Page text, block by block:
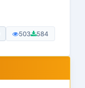
503 584